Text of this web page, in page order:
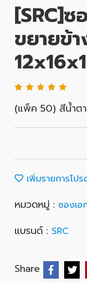
[SRC]ซ
ขยายข้
(แพ็ค 50) สีน้ำต
เพิ่มรายการโปร
หมวดหมู่ : ซองเอ
แบรนด์ : SRC
Share